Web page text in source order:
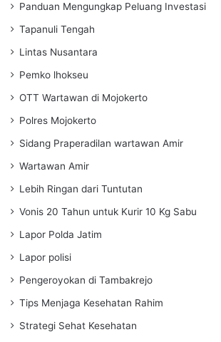
Panduan Mengungkap Peluang Investasi
Tapanuli Tengah
Lintas Nusantara
Pemko lhokseu
OTT Wartawan di Mojokerto
Polres Mojokerto
Sidang Praperadilan wartawan Amir
Wartawan Amir
Lebih Ringan dari Tuntutan
Vonis 20 Tahun untuk Kurir 10 Kg Sabu
Lapor Polda Jatim
Lapor polisi
Pengeroyokan di Tambakrejo
Tips Menjaga Kesehatan Rahim
Strategi Sehat Kesehatan